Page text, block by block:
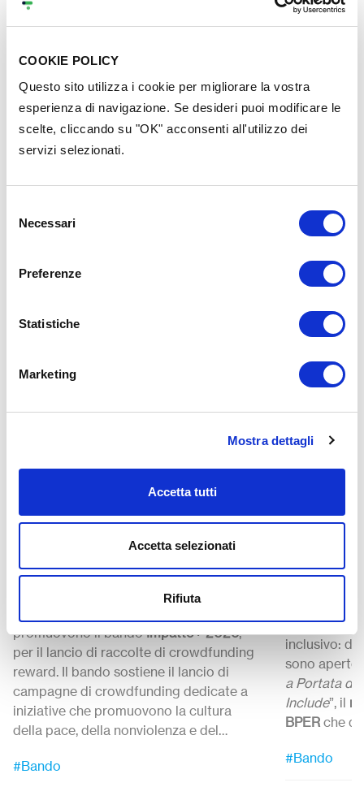
COOKIE POLICY
Questo sito utilizza i cookie per migliorare la vostra
esperienza di navigazione. Se desideri puoi modificare le
scelte, cliccando su "OK" acconsenti all'utilizzo dei
servizi selezionati.
delNecessari
Preferenze
Statistiche
Marketing
Mostra dettagli
Accetta tutti
Accetta selezionati
Rifiuta
Contenuti nella stessa
categoria
crowdfunding del Gruppo
Banca Etica ed Etica Sgr, con la
promuovono il bandoImpatto+ 2026,
per il lancio di raccolte di crowdfunding
reward. Il bando sostiene il lancio di
campagne di crowdfunding dedicate a
iniziative che promuovono la cultura
della pace, della nonviolenza e del
ore 12:00 del
#Bando
24 Luglio
Il futuro
Call di
BPER
inclusivo:
sono aperte
a Portata di
Include”, il
BPER che
sportiva
12:00.
#Bando